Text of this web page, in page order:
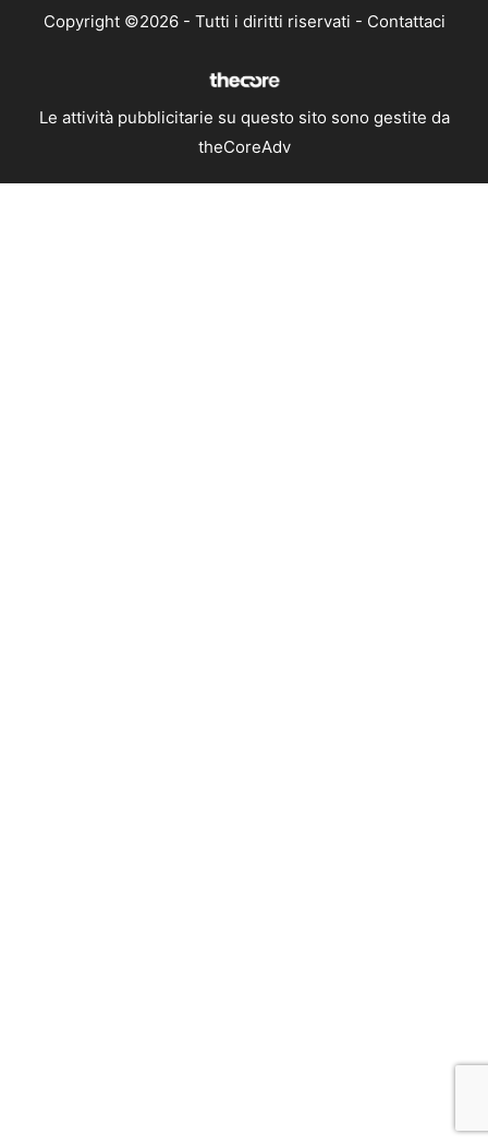
Copyright ©2026 - Tutti i diritti riservati - Contattaci
Le attività pubblicitarie su questo sito sono gestite da
theCoreAdv